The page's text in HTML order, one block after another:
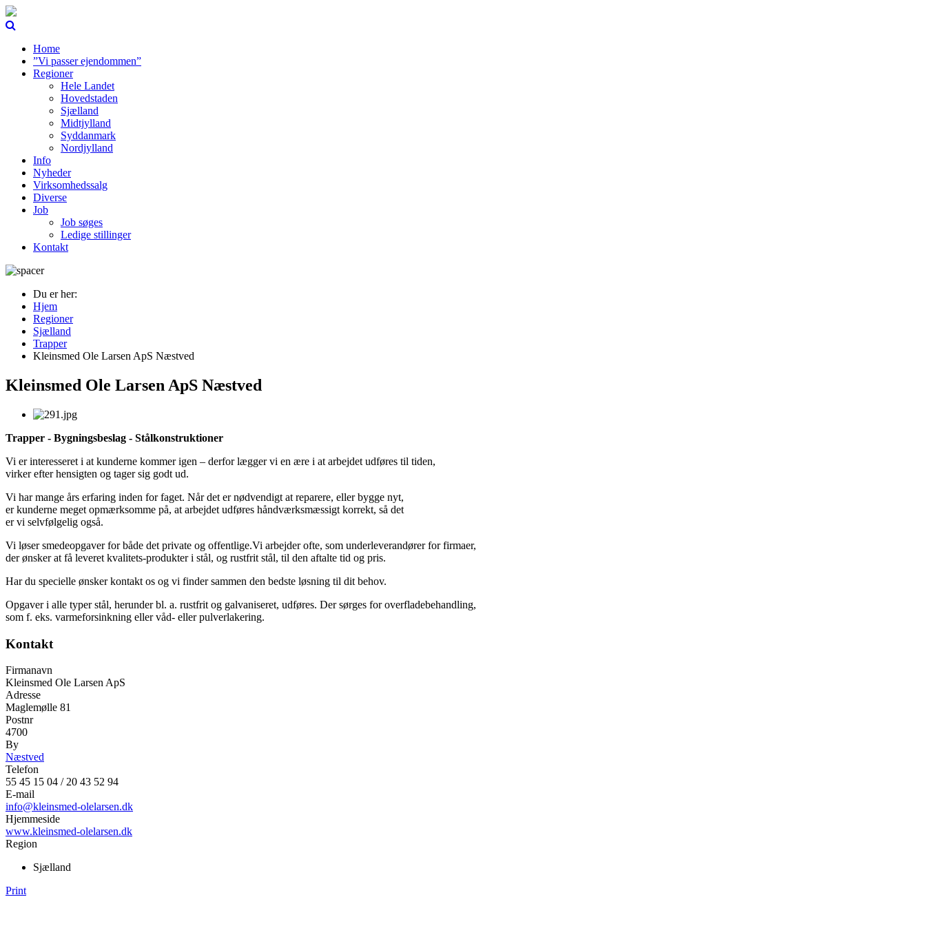
Home
”Vi passer ejendommen”
Regioner
Hele Landet
Hovedstaden
Sjælland
Midtjylland
Syddanmark
Nordjylland
Info
Nyheder
Virksomhedssalg
Diverse
Job
Job søges
Ledige stillinger
Kontakt
Du er her:
Hjem
Regioner
Sjælland
Trapper
Kleinsmed Ole Larsen ApS Næstved
Kleinsmed Ole Larsen ApS Næstved
Trapper - Bygningsbeslag - Stålkonstruktioner
Vi er interesseret i at kunderne kommer igen – derfor lægger vi en ære i at arbejdet udføres til tiden,
virker efter hensigten og tager sig godt ud.
Vi har mange års erfaring inden for faget. Når det er nødvendigt at reparere, eller bygge nyt,
er kunderne meget opmærksomme på, at arbejdet udføres håndværksmæssigt korrekt, så det
er vi selvfølgelig også.
Vi løser smedeopgaver for både det private og offentlige.Vi arbejder ofte, som underleverandører for firmaer,
der ønsker at få leveret kvalitets-produkter i stål, og rustfrit stål, til den aftalte tid og pris.
Har du specielle ønsker kontakt os og vi finder sammen den bedste løsning til dit behov.
Opgaver i alle typer stål, herunder bl. a. rustfrit og galvaniseret, udføres. Der sørges for overfladebehandling,
som f. eks. varmeforsinkning eller våd- eller pulverlakering.
Kontakt
Firmanavn
Kleinsmed Ole Larsen ApS
Adresse
Maglemølle 81
Postnr
4700
By
Næstved
Telefon
55 45 15 04 / 20 43 52 94
E-mail
info@kleinsmed-olelarsen.dk
Hjemmeside
www.kleinsmed-olelarsen.dk
Region
Sjælland
Print